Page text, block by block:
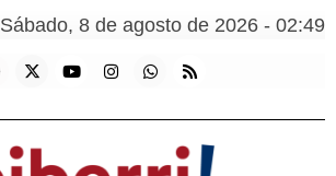
Sábado, 8 de agosto de 2026 - 02:49